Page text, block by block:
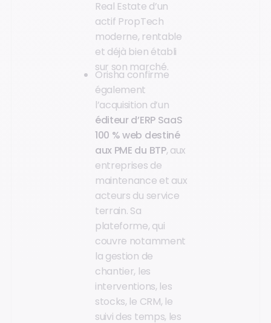
Real Estate d’un
actif PropTech
moderne, rentable
et déjà bien établi
sur son marché.
Orisha confirme
également
l’acquisition d’un
éditeur d’ERP SaaS
100 % web destiné
aux PME du BTP, aux
entreprises de
maintenance et aux
acteurs du service
terrain. Sa
plateforme, qui
couvre notamment
la gestion de
chantier, les
interventions, les
stocks, le CRM, le
suivi des temps, les